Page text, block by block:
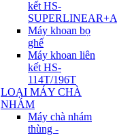
kết HS-
SUPERLINEAR+A
Máy khoan bọ
ghế
Máy khoan liên
kết HS-
114T/196T
LOẠI MÁY CHÀ
NHÁM
Máy chà nhám
thùng -